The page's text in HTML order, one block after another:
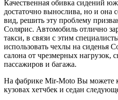
Качественная обивка сидений
достаточно вынослива, но и она
вид, решить эту проблему
Солярис. Автомобиль отлично
такси, в связи с этим
использовать чехлы на сиденья
салона от чрезмерных нагрузок,
пассажиров и багажа.
На фабрике Mir-Moto Вы можете
кузовах хетчбек и седан